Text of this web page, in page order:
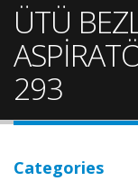
ÜTÜ
293
Categories